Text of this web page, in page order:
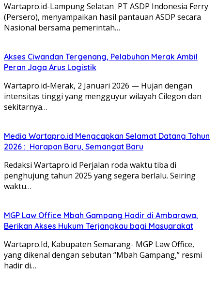
Wartapro.id-Lampung Selatan PT ASDP Indonesia Ferry
(Persero), menyampaikan hasil pantauan ASDP secara
Nasional bersama pemerintah…
Akses Ciwandan Tergenang, Pelabuhan Merak Ambil
Peran Jaga Arus Logistik
Wartapro.id-Merak, 2 Januari 2026 — Hujan dengan
intensitas tinggi yang mengguyur wilayah Cilegon dan
sekitarnya…
Media Wartapro.id Mengcapkan Selamat Datang Tahun
2026 : Harapan Baru, Semangat Baru
Redaksi Wartapro.id Perjalan roda waktu tiba di
penghujung tahun 2025 yang segera berlalu. Seiring
waktu…
MGP Law Office Mbah Gampang Hadir di Ambarawa,
Berikan Akses Hukum Terjangkau bagi Masyarakat
Wartapro.Id, Kabupaten Semarang- MGP Law Office,
yang dikenal dengan sebutan “Mbah Gampang,” resmi
hadir di…